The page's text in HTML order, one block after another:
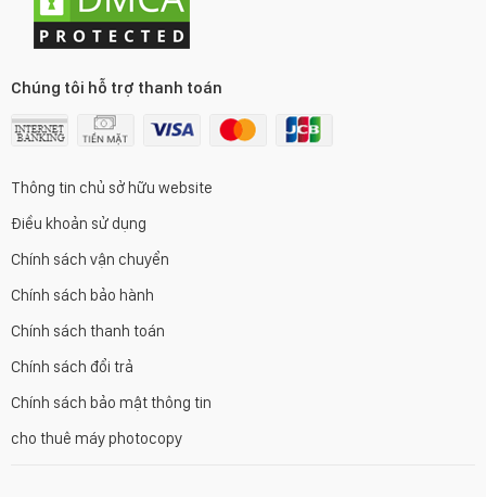
Chúng tôi hỗ trợ thanh toán
Thông tin chủ sở hữu website
Điều khoản sử dụng
Chính sách vận chuyển
Chính sách bảo hành
Chính sách thanh toán
Chính sách đổi trả
Chính sách bảo mật thông tin
cho thuê máy photocopy